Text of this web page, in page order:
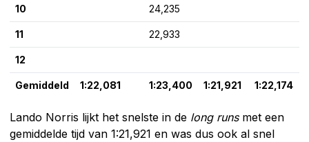
10 24,235
11 22,933
12
Gemiddeld 1:22,081 1:23,400 1:21,921 1:22,174
Lando Norris lijkt het snelste in de long runsmet een
gemiddelde tijd van 1:21,921 en was dus ook al snel